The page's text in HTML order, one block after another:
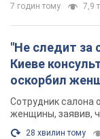
7 годин тому 7,9
"Не следит за
Киеве
оскорбил
химиотерапии,
Фото
Сотрудник салона
женщины, заявив,
28 хвилин тому